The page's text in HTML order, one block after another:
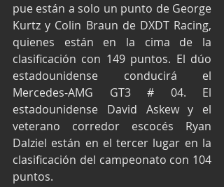
pue están a solo un punto de George
Kurtz y Colin Braun de DXDT Racing,
quienes están en la cima de la
clasificación con 149 puntos. El dúo
estadounidense conducirá el
Mercedes-AMG GT3 # 04. El
estadounidense David Askew y el
veterano corredor escocés Ryan
Dalziel están en el tercer lugar en la
clasificación del campeonato con 104
puntos.